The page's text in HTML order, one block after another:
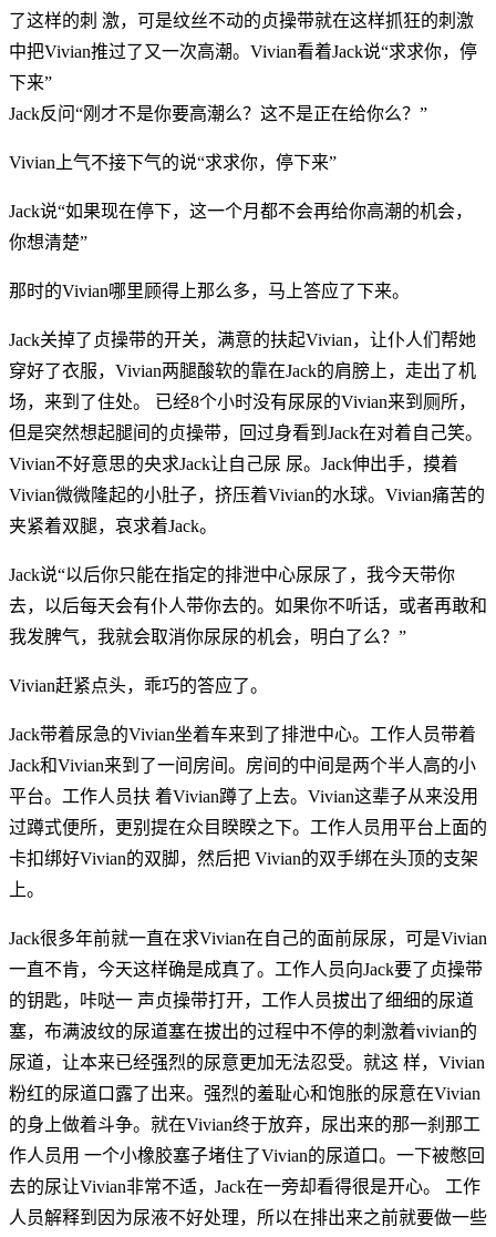
了这样的刺 激，可是纹丝不动的贞操带就在这样抓狂的刺激
中把Vivian推过了又一次高潮。Vivian看着Jack说“求求你，停
下来”
Jack反问“刚才不是你要高潮么？这不是正在给你么？”
Vivian上气不接下气的说“求求你，停下来”
Jack说“如果现在停下，这一个月都不会再给你高潮的机会，
你想清楚”
那时的Vivian哪里顾得上那么多，马上答应了下来。
Jack关掉了贞操带的开关，满意的扶起Vivian，让仆人们帮她
穿好了衣服，Vivian两腿酸软的靠在Jack的肩膀上，走出了机
场，来到了住处。 已经8个小时没有尿尿的Vivian来到厕所，
但是突然想起腿间的贞操带，回过身看到Jack在对着自己笑。
Vivian不好意思的央求Jack让自己尿 尿。Jack伸出手，摸着
Vivian微微隆起的小肚子，挤压着Vivian的水球。Vivian痛苦的
夹紧着双腿，哀求着Jack。
Jack说“以后你只能在指定的排泄中心尿尿了，我今天带你
去，以后每天会有仆人带你去的。如果你不听话，或者再敢和
我发脾气，我就会取消你尿尿的机会，明白了么？”
Vivian赶紧点头，乖巧的答应了。
Jack带着尿急的Vivian坐着车来到了排泄中心。工作人员带着
Jack和Vivian来到了一间房间。房间的中间是两个半人高的小
平台。工作人员扶 着Vivian蹲了上去。Vivian这辈子从来没用
过蹲式便所，更别提在众目睽睽之下。工作人员用平台上面的
卡扣绑好Vivian的双脚，然后把 Vivian的双手绑在头顶的支架
上。
Jack很多年前就一直在求Vivian在自己的面前尿尿，可是Vivian
一直不肯，今天这样确是成真了。工作人员向Jack要了贞操带
的钥匙，咔哒一 声贞操带打开，工作人员拔出了细细的尿道
塞，布满波纹的尿道塞在拔出的过程中不停的刺激着vivian的
尿道，让本来已经强烈的尿意更加无法忍受。就这 样，Vivian
粉红的尿道口露了出来。强烈的羞耻心和饱胀的尿意在Vivian
的身上做着斗争。就在Vivian终于放弃，尿出来的那一刹那工
作人员用 一个小橡胶塞子堵住了Vivian的尿道口。一下被憋回
去的尿让Vivian非常不适，Jack在一旁却看得很是开心。 工作
人员解释到因为尿液不好处理，所以在排出来之前就要做一些